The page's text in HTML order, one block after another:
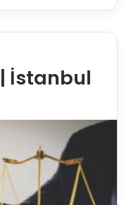
| İstanbul